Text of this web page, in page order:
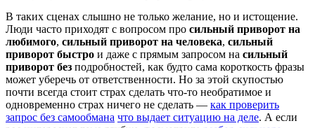
В таких сценах слышно не только желание, но и истощение.
Люди часто приходят с вопросом про сильный приворот на
любимого, сильный приворот на человека, сильный
приворот быстро и даже с прямым запросом на сильный
приворот без подробностей, как будто сама короткость фразы
может уберечь от ответственности. Но за этой скупостью
почти всегда стоит страх сделать что-то необратимое и
одновременно страх ничего не сделать — как проверить
запрос без самообмана что выдает ситуацию на деле. А если